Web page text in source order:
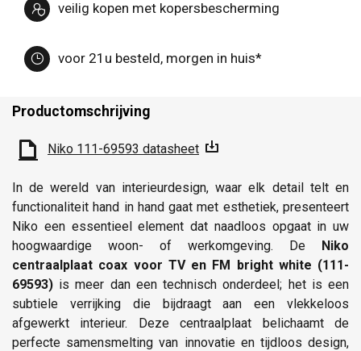
veilig kopen met kopersbescherming
voor 21u besteld, morgen in huis*
Productomschrijving
Niko 111-69593 datasheet
In de wereld van interieurdesign, waar elk detail telt en
functionaliteit hand in hand gaat met esthetiek, presenteert
Niko een essentieel element dat naadloos opgaat in uw
hoogwaardige woon- of werkomgeving. De Niko
centraalplaat coax voor TV en FM bright white (111-
69593) is meer dan een technisch onderdeel; het is een
subtiele verrijking die bijdraagt aan een vlekkeloos
afgewerkt interieur. Deze centraalplaat belichaamt de
perfecte samensmelting van innovatie en tijdloos design,